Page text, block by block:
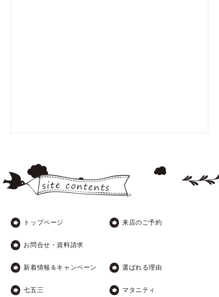
トップページ 来店のご予約
お問合せ・資料請求
新着情報＆キャンペーン 選ばれる理由
七五三 マタニティ